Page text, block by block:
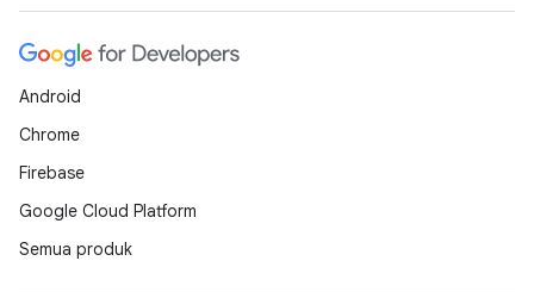
Android
Chrome
Firebase
Google Cloud Platform
Semua produk